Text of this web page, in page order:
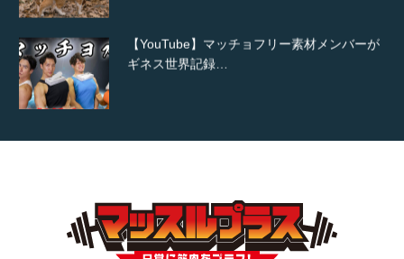
ギネス世界記録…
TOKYO FMラジオ番組「ONE MORNING」